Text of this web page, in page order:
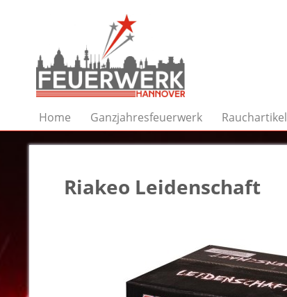
Home Ganzjahresfeuerwerk Rauchartikel
Riakeo Leidenschaft